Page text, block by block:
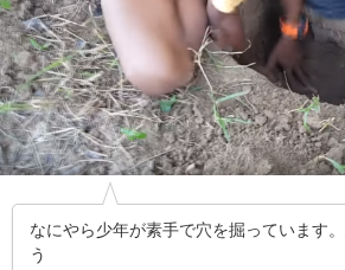
なにやら少年が素手で穴を掘っています
う